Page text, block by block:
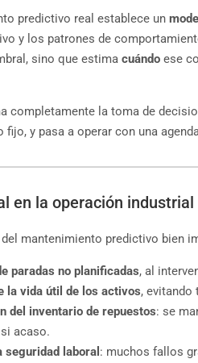
predictivo real establece un
y los patrones de
sino que estima cuándo ese
completamente la toma de
y pasa a operar con una
en la operación industrial
mantenimiento predictivo bien
paradas no planificadas, al
la vida útil de los activos,
del inventario de repuestos: se
acaso.
seguridad laboral : muchos fallos